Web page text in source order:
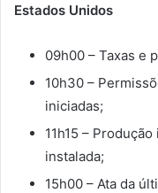
Estados Unidos
09h00 – Taxas e
10h30 –
iniciadas;
11h15 –
instalada;
15h00 – Ata da